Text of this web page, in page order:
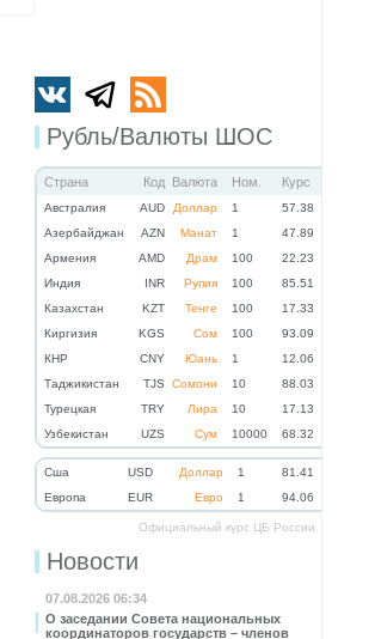
Рубль/Валюты ШОС
Страна Код Валюта Ном. Курс
Австралия AUD Доллар 1
57.38
Азербайджан
AZN Манат 1
47.89
Армения
AMD Драм 100
22.23
Индия
INR Рупия 100
85.51
Казахстан
KZT Тенге 100
17.33
Киргизия
KGS Сом 100
93.09
КНР
CNY Юань 1
12.06
Таджикистан
TJS Сомони 10
88.03
Турецкая
TRY Лира 10
17.13
Узбекистан
UZS Сум 10000 68.32
Cша USD Доллар 1
81.41
Eвропа
EUR Евро 1 94.06
Официальный курс ЦБ России
Новости
07.08.2026 06:34
О заседании Совета национальных
координаторов государств – членов